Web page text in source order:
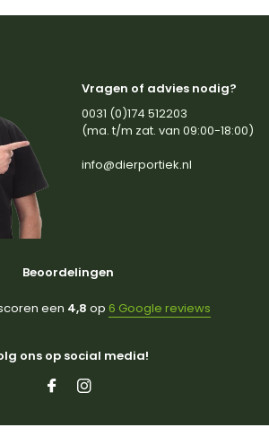
Vragen of advies nodig?
0031 (0)174 512203
(ma. t/m zat. van 09:00-18:00)
info@dierportiek.nl
Beoordelingen
een 4,8 op 6 Google reviews
ons op social media!